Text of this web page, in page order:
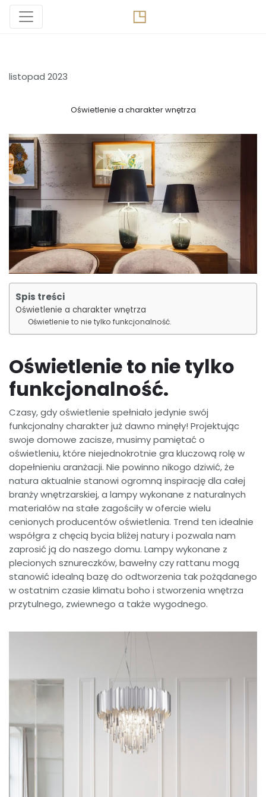
listopad 2023
Oświetlenie a charakter wnętrza
Spis treści
Oświetlenie a charakter wnętrza
Oświetlenie to nie tylko funkcjonalność.
Oświetlenie to nie tylko
funkcjonalność.
Czasy, gdy oświetlenie spełniało jedynie swój
funkcjonalny charakter już dawno minęły! Projektując
swoje domowe zacisze, musimy pamiętać o
oświetleniu, które niejednokrotnie gra kluczową rolę w
dopełnieniu aranżacji. Nie powinno nikogo dziwić, że
natura aktualnie stanowi ogromną inspirację dla całej
branży wnętrzarskiej, a lampy wykonane z naturalnych
materiałów na stałe zagościły w ofercie wielu
cenionych producentów oświetlenia. Trend ten idealnie
współgra z chęcią bycia bliżej natury i pozwala nam
zaprosić ją do naszego domu. Lampy wykonane z
plecionych sznureczków, bawełny czy rattanu mogą
stanowić idealną bazę do odtworzenia tak pożądanego
w ostatnim czasie klimatu boho i stworzenia wnętrza
przytulnego, zwiewnego a także wygodnego.